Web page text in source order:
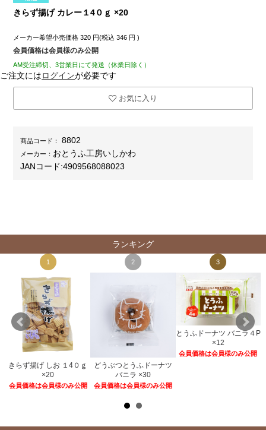
きらず揚げ カレー１4０ｇ ×20
メーカー希望小売価格 320 円(税込346 円 )
会員価格は会員様のみ公開
AM受注締切、3営業日にて発送（休業日除く）
ご注文にはログインが必要です
お気に入り
商品コード： 8802
メーカー： おとうふ工房いしかわ
JANコード:4909568088023
ランキング
1
きらず揚げ しお １4０ｇ
×20
会員価格は会員様のみ公開
2
どうぶつとうふドーナツ
バニラ ×30
会員価格は会員様のみ公開
3
とうふドーナツ バニラ４P
×12
会員価格は会員様のみ公開